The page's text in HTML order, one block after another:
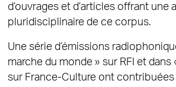
d’ouvrages et d’articles offrant une
pluridisciplinaire de ce corpus.
Une série d’émissions
marche du monde » sur RFI et dans
sur France-Culture ont contribuées